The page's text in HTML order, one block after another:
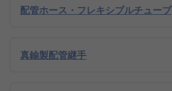
配管ホース・フレキシブルチューブ
真鍮製配管継手